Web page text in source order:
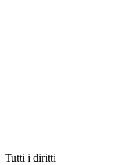
Tutti i diritti